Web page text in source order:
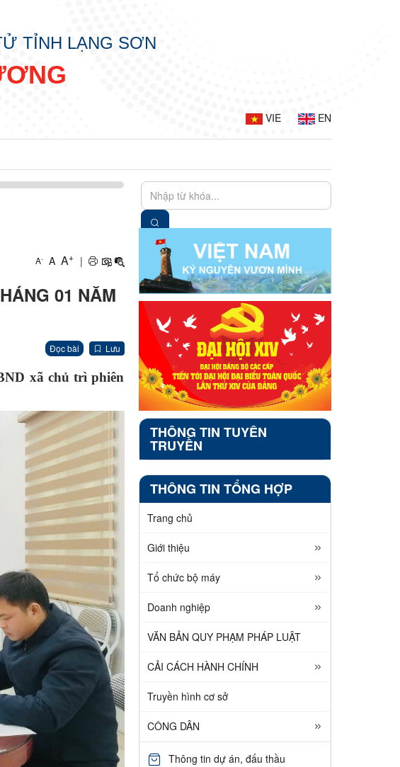
TỈNH LẠNG SƠN
VIE EN
A- A A+ |
01 NĂM
Đọc bài Lưu
xã chủ trì phiên
THÔNG TIN TUYÊN
TRUYỀN
THÔNG TIN TỔNG HỢP
Trang chủ
Giới thiệu
Tổ chức bộ máy
Doanh nghiệp
VĂN BẢN QUY PHẠM PHÁP LUẬT
CẢI CÁCH HÀNH CHÍNH
Truyền hình cơ sở
CÔNG DÂN
Thông tin dự án, đấu thầu